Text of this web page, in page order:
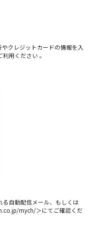
クレジットカードの情報を入
用ください 。
自動配信メール、もしくは
mych/＞にてご確認くだ